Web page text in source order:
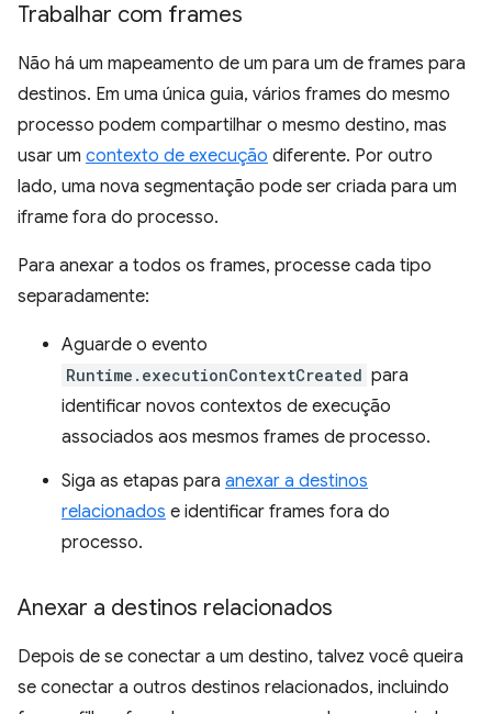
Trabalhar com frames
Não há um mapeamento de um para um de frames para
destinos. Em uma única guia, vários frames do mesmo
processo podem compartilhar o mesmo destino, mas
usar um contexto de execução diferente. Por outro
lado, uma nova segmentação pode ser criada para um
iframe fora do processo.
Para anexar a todos os frames, processe cada tipo
separadamente:
Aguarde o evento
Runtime.executionContextCreated para
identificar novos contextos de execução
associados aos mesmos frames de processo.
Siga as etapas para anexar a destinos
relacionados e identificar frames fora do
processo.
Anexar a destinos relacionados
Depois de se conectar a um destino, talvez você queira
se conectar a outros destinos relacionados, incluindo